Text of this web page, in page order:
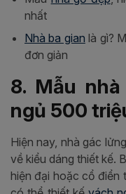
nhất
Nhà ba gian là gì?
đơn giản
8. Mẫu
ngủ 500
Hiện nay, nhà gác
về kiểu dáng thiết kế.
hiện đại hoặc cổ điển